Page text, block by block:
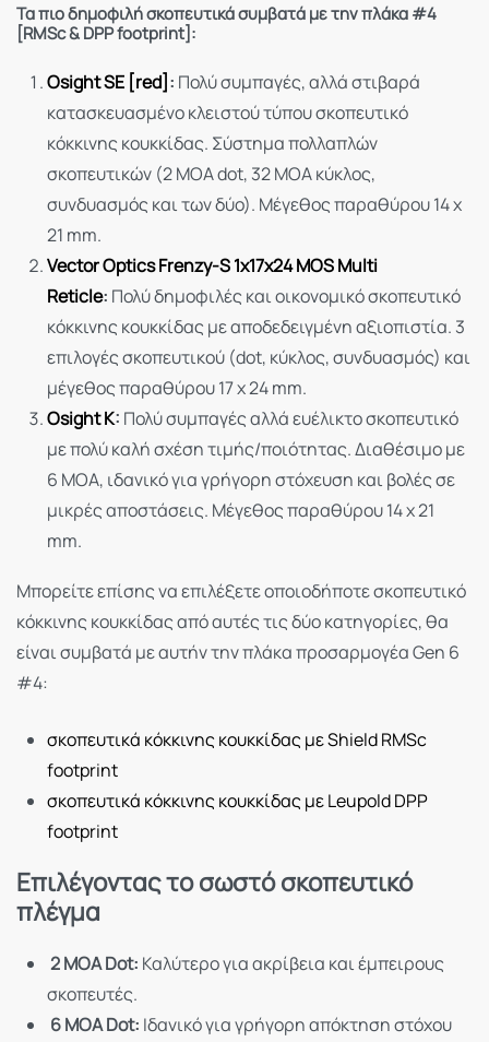
Τα πιο δημοφιλή σκοπευτικά συμβατά με την πλάκα #4
[RMSc & DPP footprint]:
Osight SE [red]: Πολύ συμπαγές, αλλά στιβαρά
κατασκευασμένο κλειστού τύπου σκοπευτικό
κόκκινης κουκκίδας. Σύστημα πολλαπλών
σκοπευτικών (2 MOA dot, 32 MOA κύκλος,
συνδυασμός και των δύο). Μέγεθος παραθύρου 14 x
21 mm.
Vector Optics Frenzy-S 1x17x24 MOS Multi
Reticle: Πολύ δημοφιλές και οικονομικό σκοπευτικό
κόκκινης κουκκίδας με αποδεδειγμένη αξιοπιστία. 3
επιλογές σκοπευτικού (dot, κύκλος, συνδυασμός) και
μέγεθος παραθύρου 17 x 24 mm.
Osight K: Πολύ συμπαγές αλλά ευέλικτο σκοπευτικό
με πολύ καλή σχέση τιμής/ποιότητας. Διαθέσιμο με
6 MOA, ιδανικό για γρήγορη στόχευση και βολές σε
μικρές αποστάσεις. Μέγεθος παραθύρου 14 x 21
mm.
Μπορείτε επίσης να επιλέξετε οποιοδήποτε σκοπευτικό
κόκκινης κουκκίδας από αυτές τις δύο κατηγορίες, θα
είναι συμβατά με αυτήν την πλάκα προσαρμογέα Gen 6
#4:
σκοπευτικά κόκκινης κουκκίδας με Shield RMSc
footprint
σκοπευτικά κόκκινης κουκκίδας με Leupold DPP
footprint
Επιλέγοντας το σωστό σκοπευτικό
πλέγμα
2 MOA Dot: Καλύτερο για ακρίβεια και έμπειρους
σκοπευτές.
6 MOA Dot: Ιδανικό για γρήγορη απόκτηση στόχου